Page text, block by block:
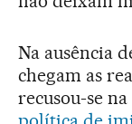
Na ausência
chegam as
recusou-se